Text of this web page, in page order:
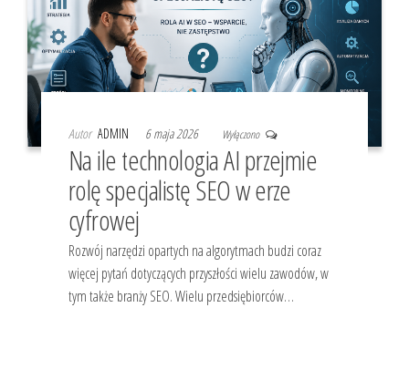
Autor ADMIN 6 maja 2026 Wyłączono
Na ile technologia AI przejmie
rolę specjalistę SEO w erze
cyfrowej
Rozwój narzędzi opartych na algorytmach budzi coraz
więcej pytań dotyczących przyszłości wielu zawodów, w
tym także branży SEO. Wielu przedsiębiorców…